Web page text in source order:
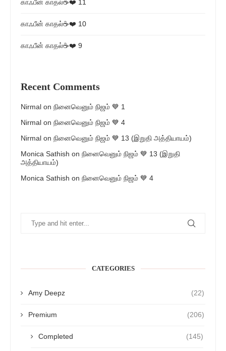
காஃபீன் காதல்☕❤️ 11
காஃபீன் காதல்☕❤️ 10
காஃபீன் காதல்☕❤️ 9
Recent Comments
Nirmal on நினைவெனும் நிஜம் 💙 1
Nirmal on நினைவெனும் நிஜம் 💙 4
Nirmal on நினைவெனும் நிஜம் 💙 13 (இறுதி அத்தியாயம்)
Monica Sathish on நினைவெனும் நிஜம் 💙 13 (இறுதி
அத்தியாயம்)
Monica Sathish on நினைவெனும் நிஜம் 💙 4
CATEGORIES
Amy Deepz (22)
Premium (206)
Completed (145)